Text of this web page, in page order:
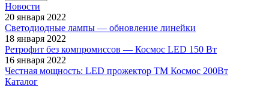
Новости
20 января 2022
Светодиодные лампы — обновление линейки
18 января 2022
Ретрофит без компромиссов — Космос LED 150 Вт
16 января 2022
Честная мощность: LED прожектор ТМ Космос 200Вт
Каталог